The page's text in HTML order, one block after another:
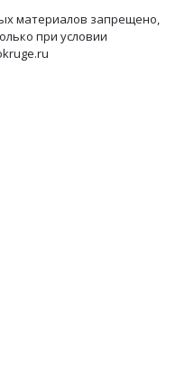
материалов запрещено,
при условии